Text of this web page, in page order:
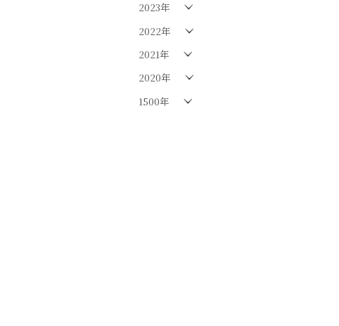
2023年
2022年
2021年
2020年
1500年